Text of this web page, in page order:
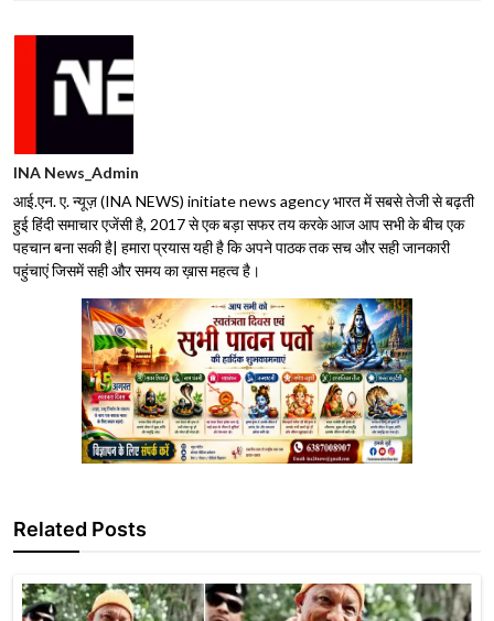
INA News_Admin
आई.एन. ए. न्यूज़ (INA NEWS) initiate news agency भारत में सबसे तेजी से बढ़ती
हुई हिंदी समाचार एजेंसी है, 2017 से एक बड़ा सफर तय करके आज आप सभी के बीच एक
पहचान बना सकी है| हमारा प्रयास यही है कि अपने पाठक तक सच और सही जानकारी
पहुंचाएं जिसमें सही और समय का ख़ास महत्व है।
Related Posts